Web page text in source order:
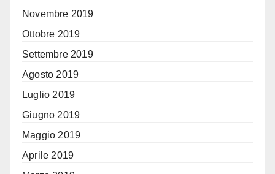
Novembre 2019
Ottobre 2019
Settembre 2019
Agosto 2019
Luglio 2019
Giugno 2019
Maggio 2019
Aprile 2019